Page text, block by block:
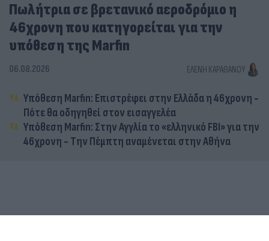
Πωλήτρια σε βρετανικό αεροδρόμιο η
46χρονη που κατηγορείται για την
υπόθεση της Marfin
06.08.2026 ΕΛΈΝΗ ΚΑΡΑΘΆΝΟΥ
Υπόθεση Marfin: Επιστρέφει στην Ελλάδα η 46χρονη -
Πότε θα οδηγηθεί στον εισαγγελέα
Υπόθεση Marfin: Στην Αγγλία το «ελληνικό FBI» για την
46χρονη - Την Πέμπτη αναμένεται στην Αθήνα